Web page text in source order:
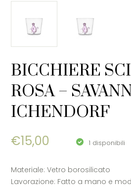
BICCHIERE
ROSA –
ICHENDORF
€15,00 1 disponibili
Materiale: Vetro borosilicato
Lavorazione: Fatto a mano e